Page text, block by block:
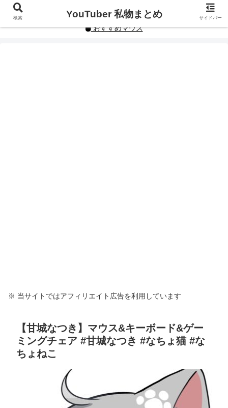
YouTuberや人気インフルエンサーの私物まとめです。
おすすめマウス
※ 当サイトではアフィリエイト広告を利用しています
【甘城なつき】マウス&キーボード&ゲー
ミングチェア #甘城なつき #なちょ猫 #な
ちょねこ
検索 YouTuber 私物まとめ サイドバー